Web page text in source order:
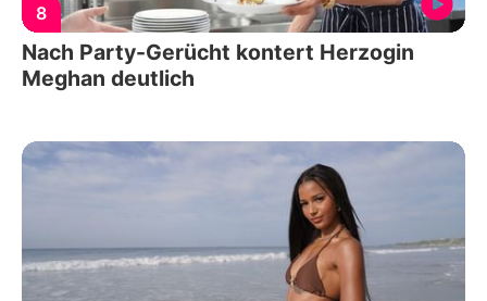
8
Nach Party-Gerücht kontert Herzogin
Meghan deutlich